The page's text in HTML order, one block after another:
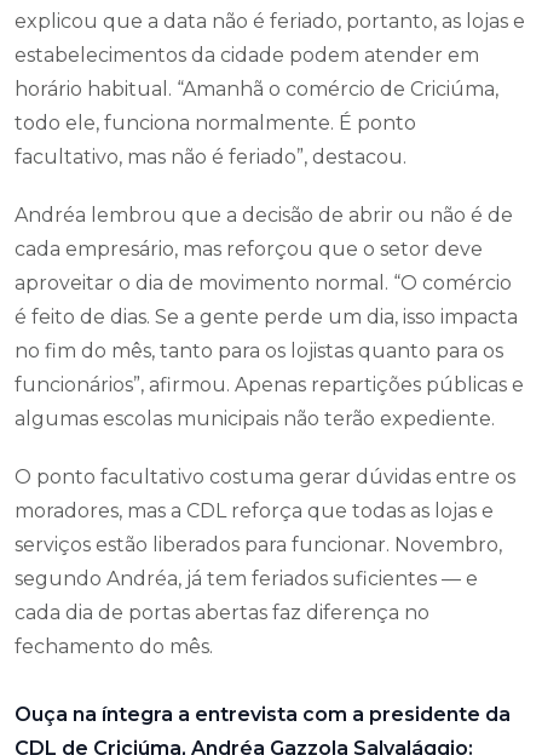
explicou que a data não é feriado, portanto, as lojas e
estabelecimentos da cidade podem atender em
horário habitual. “Amanhã o comércio de Criciúma,
todo ele, funciona normalmente. É ponto
facultativo, mas não é feriado”, destacou.
Andréa lembrou que a decisão de abrir ou não é de
cada empresário, mas reforçou que o setor deve
aproveitar o dia de movimento normal. “O comércio
é feito de dias. Se a gente perde um dia, isso impacta
no fim do mês, tanto para os lojistas quanto para os
funcionários”, afirmou. Apenas repartições públicas e
algumas escolas municipais não terão expediente.
O ponto facultativo costuma gerar dúvidas entre os
moradores, mas a CDL reforça que todas as lojas e
serviços estão liberados para funcionar. Novembro,
segundo Andréa, já tem feriados suficientes — e
cada dia de portas abertas faz diferença no
fechamento do mês.
Ouça na íntegra a entrevista com a presidente da
CDL de Criciúma, Andréa Gazzola Salvalággio: